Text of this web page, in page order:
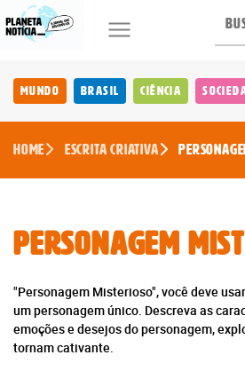
Mundo Brasil Ciência
Home Escrita Criativa
Personagem
"Personagem Misterioso", você deve
um personagem único. Descreva as
emoções e desejos do personagem,
tornam cativante.